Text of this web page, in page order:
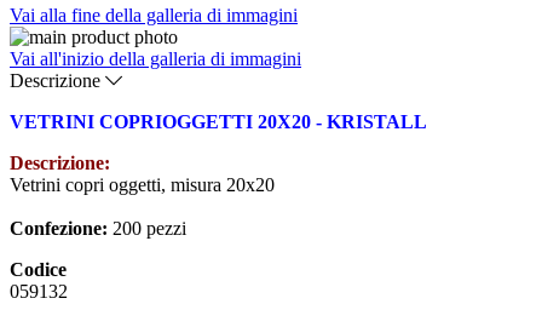
Vai alla fine della galleria di immagini
Vai all'inizio della galleria di immagini
Descrizione
VETRINI COPRIOGGETTI 20X20 - KRISTALL
Descrizione:
Vetrini copri oggetti, misura 20x20
Confezione: 200 pezzi
Codice
059132